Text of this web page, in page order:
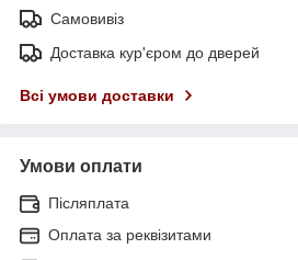
Самовивіз
Доставка кур'єром до дверей
Всі умови доставки
Умови оплати
Післяплата
Оплата за реквізитами